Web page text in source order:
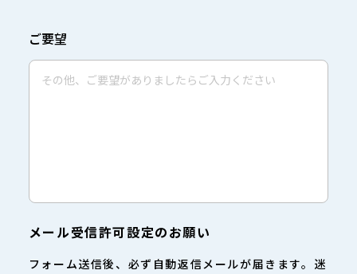
ご要望
メール受信許可設定のお願い
フォーム送信後、必ず自動返信メールが届きます。 迷